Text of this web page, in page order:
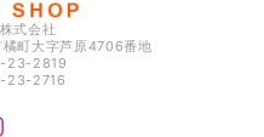
式会社
町大字芦原4706番地
23-2819
23-2716